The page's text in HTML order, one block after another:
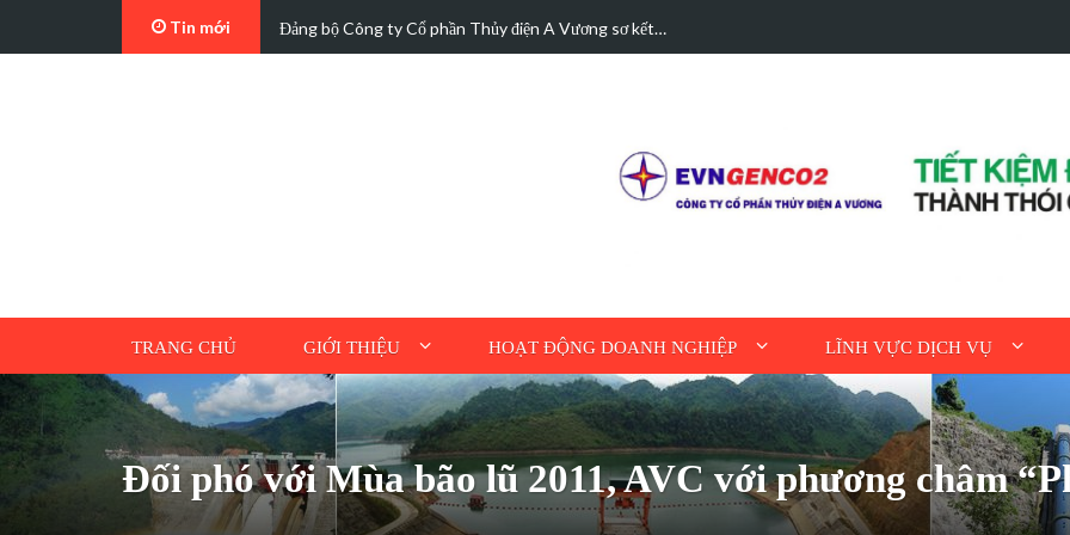
Tin mới Các trường hợp điện mặt trời mái nhà được bán điện dư
TRANG CHỦ GIỚI THIỆU HOẠT ĐỘNG DOANH NGHIỆP LĨNH VỰC DỊCH VỤ
Đối phó với Mùa bão lũ 2011, AVC với phương châm